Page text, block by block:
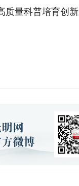
量科普培育创